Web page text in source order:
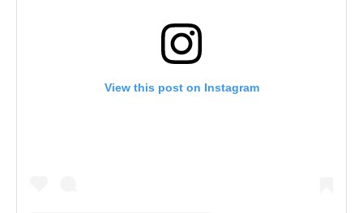
View this post on Instagram